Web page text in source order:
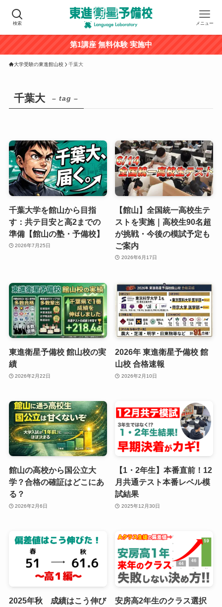
検索 メニュー
第1講座 無料体験 実施中
大学受験の東進館山校 千葉大
千葉大 – tag –
千葉大学を館山から目指
す：共テ目安と高2までの
準備【館山の塾・予備校】
2026年7月25日
【館山】全国統一高校生テ
ストを実施｜高校生90名超
が挑戦・今後の模試予定も
ご案内
2026年6月17日
東進衛星予備校 館山校の実
績
2026年2月22日
2026年 東進衛星予備校 館
山校 合格速報
2026年2月10日
館山の高校から国公立大
学？合格の確証はどこにあ
る？
2026年2月6日
【1・2年生】本番直前！12
月共通テスト本番レベル模
試結果
2025年12月30日
2025年秋 成績はこう伸び
安房高2年生のクラス選択